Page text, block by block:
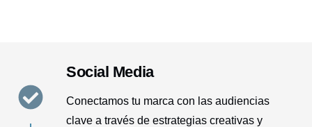
Social Media
Conectamos tu marca con las audiencias
clave a través de estrategias creativas y